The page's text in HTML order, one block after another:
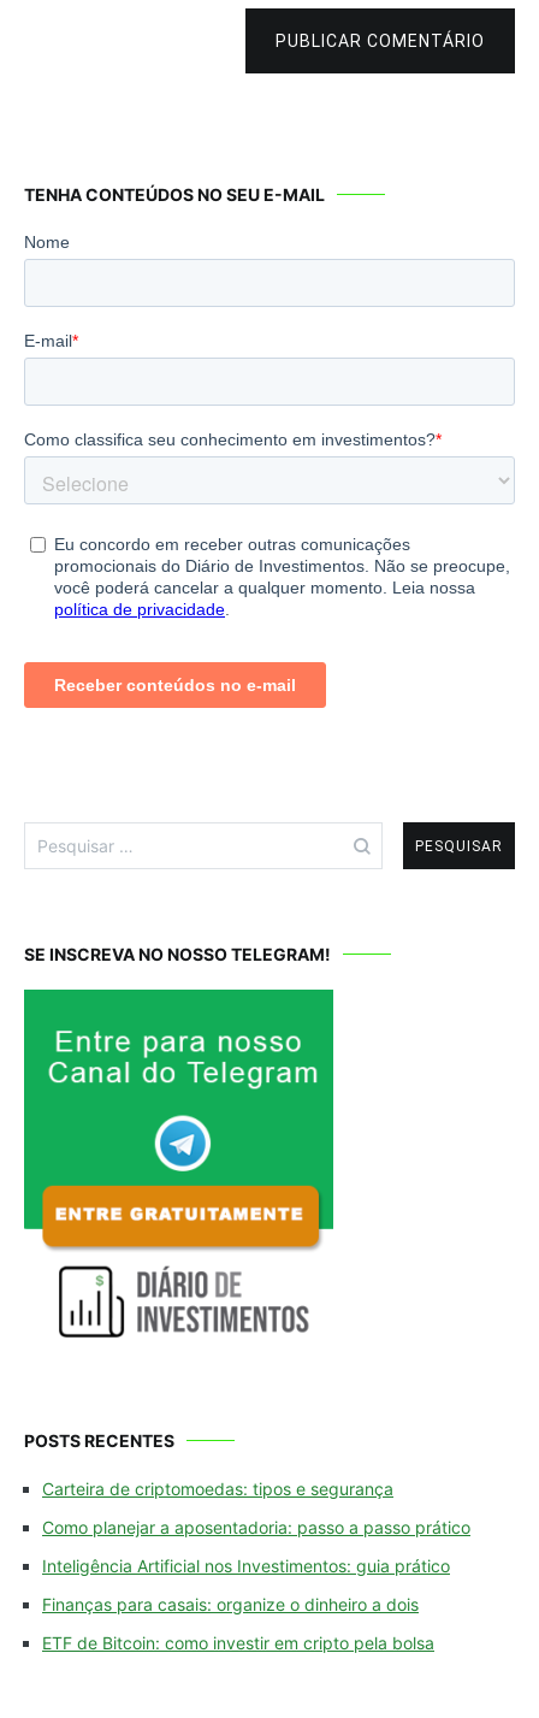
PUBLICAR COMENTÁRIO
TENHA CONTEÚDOS NO SEU E-MAIL
Pesquisar
por:
SE INSCREVA NO NOSSO TELEGRAM!
POSTS RECENTES
Carteira de criptomoedas: tipos e segurança
Como planejar a aposentadoria: passo a passo prático
Inteligência Artificial nos Investimentos: guia prático
Finanças para casais: organize o dinheiro a dois
ETF de Bitcoin: como investir em cripto pela bolsa